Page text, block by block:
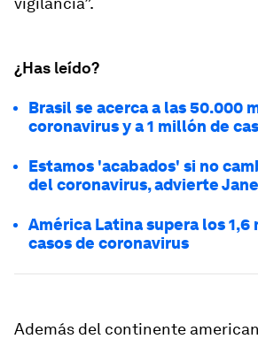
¿Has leído?
Brasil se acerca a las 50.000
coronavirus y a 1 millón de
Estamos 'acabados' si no
del coronavirus, advierte
América Latina supera los 1,6
casos de coronavirus
Además del continente